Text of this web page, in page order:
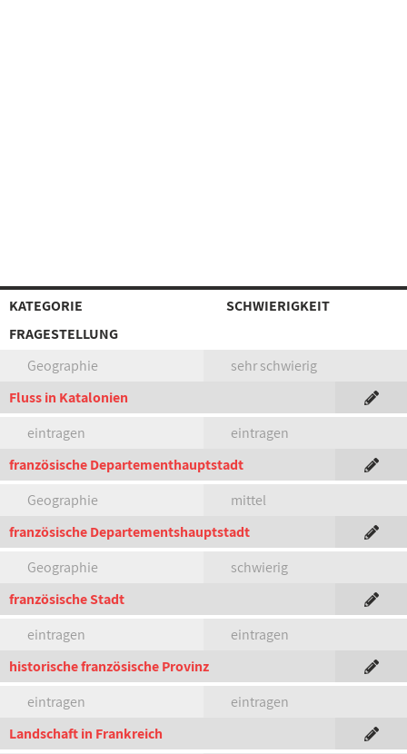
KATEGORIE
SCHWIERIGKEIT
FRAGESTELLUNG
Geographie
sehr schwierig
Fluss in Katalonien
eintragen
eintragen
französische Departementhauptstadt
Geographie
mittel
französische Departementshauptstadt
Geographie
schwierig
französische Stadt
eintragen
eintragen
historische französische Provinz
eintragen
eintragen
Landschaft in Frankreich